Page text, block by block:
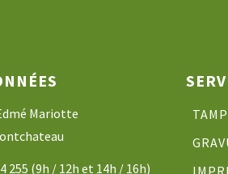
Mariotte
255 (9h / 12h et 14h / 16h)